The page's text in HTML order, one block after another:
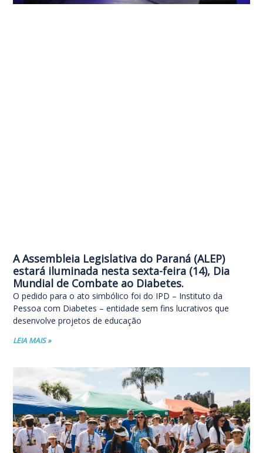
A Assembleia Legislativa do Paraná (ALEP)
estará iluminada nesta sexta-feira (14), Dia
Mundial de Combate ao Diabetes.
O pedido para o ato simbólico foi do IPD – Instituto da
Pessoa com Diabetes – entidade sem fins lucrativos que
desenvolve projetos de educação
LEIA MAIS »